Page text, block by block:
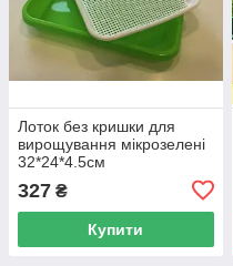
Лоток без кришки для
вирощування мікрозелені
32*24*4.5cм
327 ₴
Купити